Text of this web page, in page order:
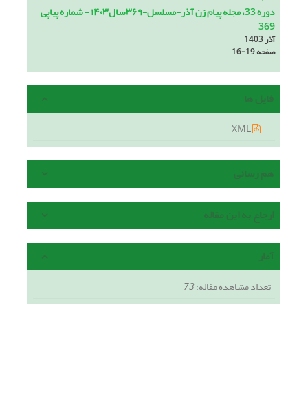
دوره 33، مجله پیام زن آذر-مسلسل-۳۶۹سال۱۴۰۳ - شماره پیاپی
369
آذر 1403
صفحه16-19
فایل ها
هم رسانی
ارجاع به این مقاله
آمار
تعداد مشاهده مقاله:73